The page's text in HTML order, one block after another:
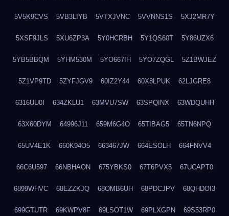
5V5K9CVS 5VB3LIYB 5VTXJVNC 5VVNNS1S 5XJ2MR7Y
5XSF9JLS 5XU6ZP3A 5Y0HCRBH 5Y1QS60T 5Y86UZX6
5YB5BBQM 5YHM530M 5YO667IH 5YO7ZQGL 5Z1BWJEZ
5Z1VP9TD 5ZYFJGV9 60IZ2Y44 60X8LPUK 62LJGRE8
6316UU0I 634ZKLU1 63MVU7SW 63SPQINX 63WDQUHH
63X60DYM 64996J11 659M6G4O 65TIBAG5 65TN6NPQ
65UV4E1K 660K94O5 663467JW 664ESOLH 664FNVV4
66C6U597 66NBHAON 675YBKS0 67T6PVX5 67UCAPT0
6899WHVC 68EZZKJQ 68OMB6UH 68PDCJPV 68QHDOI3
699GTUTR 69KWPV8F 69LSOT1W 69PLXGPN 69S53RP0